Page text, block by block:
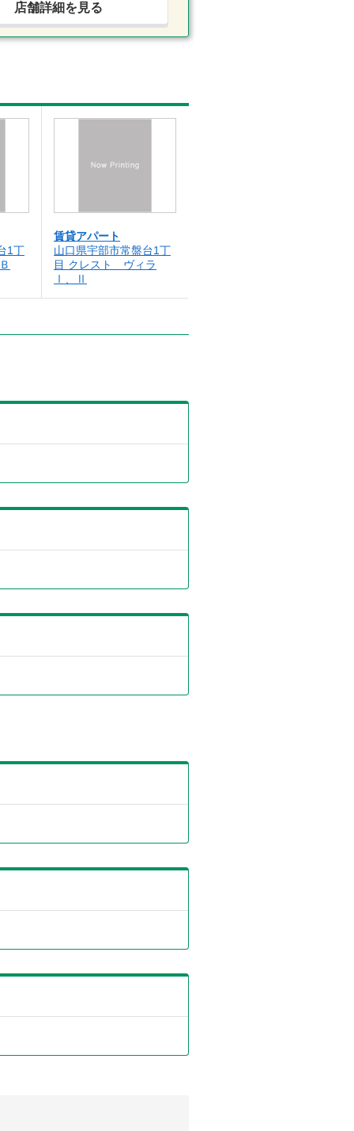
店舗詳細を見る
1丁
賃貸アパート
山口県宇部市常盤台1丁
目 クレスト ヴィラ
Ⅰ、Ⅱ